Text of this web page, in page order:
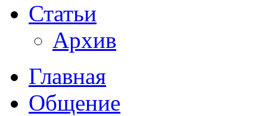
Статьи
Архив
Главная
Общение